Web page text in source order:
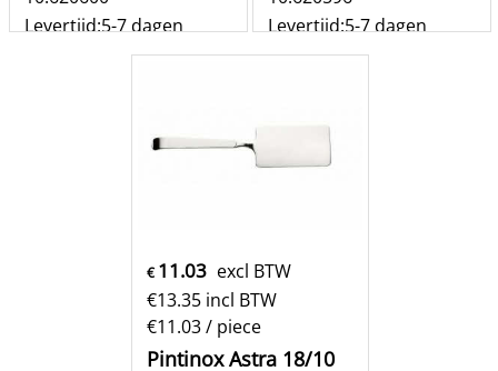
Levertijd:5-7 dagen
Bestel
Levertijd:5-7 dagen
st Bestel
€ 11.03 excl BTW
€13.35 incl BTW
€11.03/ piece
Pintinox Astra 18/10